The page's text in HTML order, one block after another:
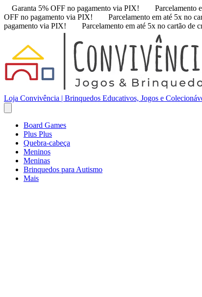
Garanta 5% OFF no pagamento via PIX! Parcelamento
OFF no pagamento via PIX!
Parcelamento em até 5x no
pagamento via PIX!
Parcelamento em até 5x no cartão de
Loja Convivência | Brinquedos Educativos, Jogos e
Board Games
Plus Plus
Quebra-cabeça
Meninos
Meninas
Brinquedos para Autismo
Mais